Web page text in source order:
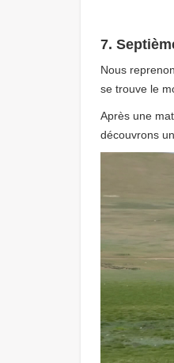
7.
Nous
se trouve le
Après une
découvrons